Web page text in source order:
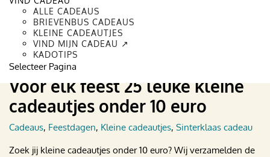
ALLE CADEAUS
BRIEVENBUS CADEAUS
KLEINE CADEAUTJES
VIND MIJN CADEAU ↗
KADOTIPS
Selecteer Pagina
Wat kan je voor een vrouw kopen voor 10 euro? Gewoon een
kleinigheidje geven is zo leuk! Hier vind...
Lees verder
Voor elk feest 25 leuke kleine
cadeautjes onder 10 euro
Cadeaus, Feestdagen, Kleine cadeautjes, Sinterklaas cadeau
Zoek jij kleine cadeautjes onder 10 euro? Wij verzamelden de